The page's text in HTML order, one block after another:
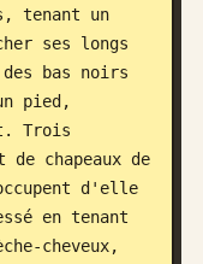
tenant un
ses longs
bas noirs
pied,
Trois
chapeaux de
d'elle
en tenant
cheveux,